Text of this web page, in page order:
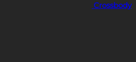
Crossbody